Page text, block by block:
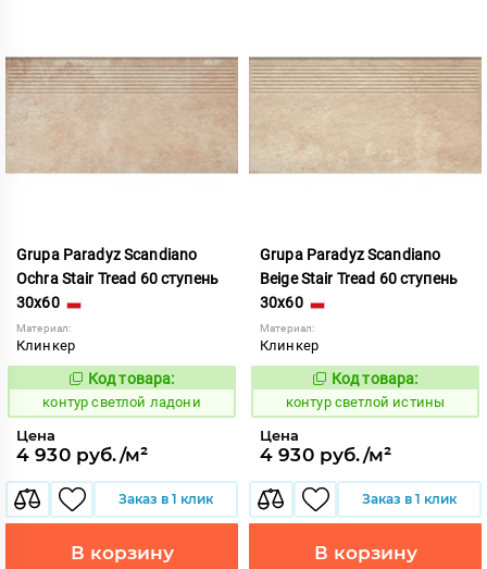
Grupa Paradyz Scandiano
Ochra Stair Tread 60 ступень
30x60
Материал:
Клинкер
760417
Код товара:
контур светлой ладони
Цена
4 930 руб./м²
Заказ в 1 клик
В корзину
Grupa Paradyz Scandiano
Beige Stair Tread 60 ступень
30x60
Материал:
Клинкер
760411
Код товара:
контур светлой истины
Цена
4 930 руб./м²
Заказ в 1 клик
В корзину